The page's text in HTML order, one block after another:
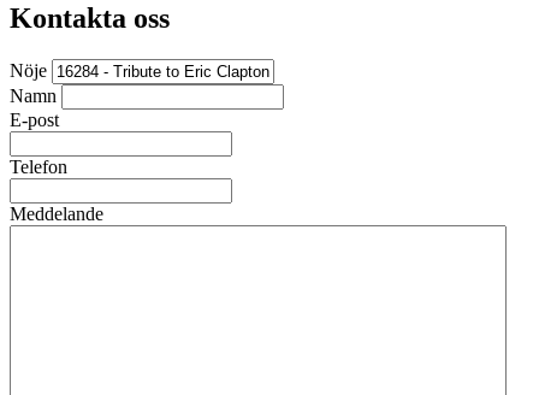
Kontakta oss
Nöje
Namn
E-post
Telefon
Meddelande